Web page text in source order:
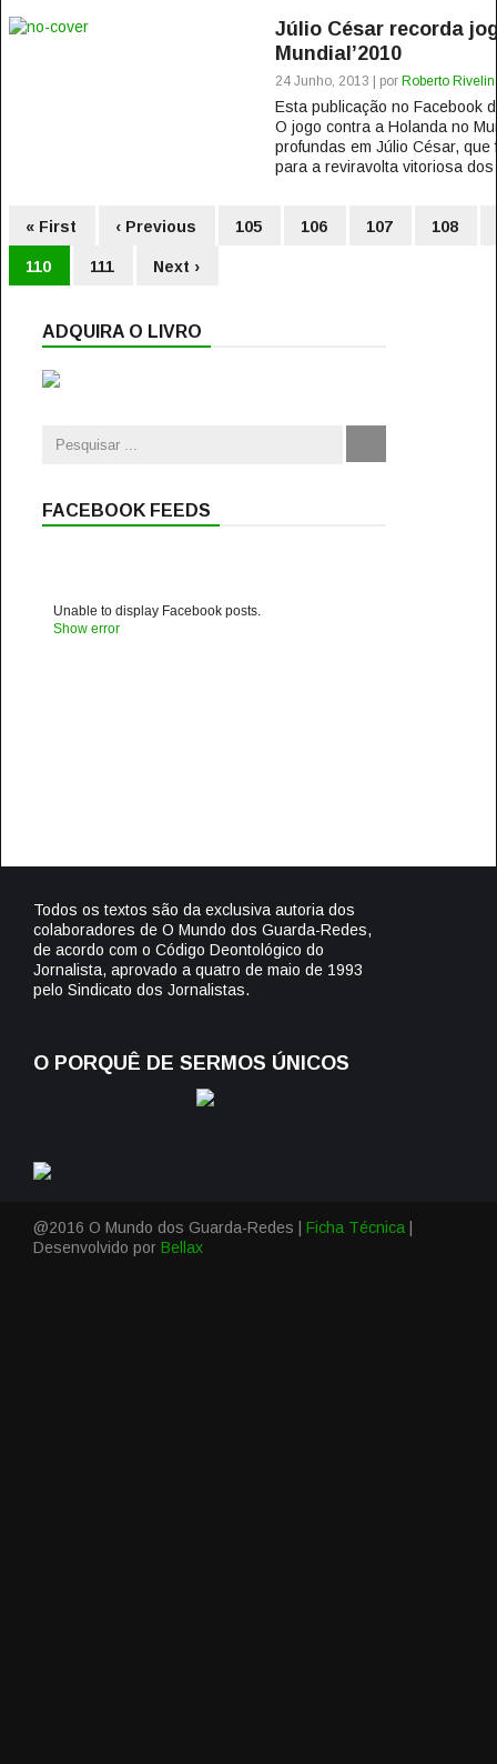
Júlio César recorda
Mundial’2010
24 Junho, 2013 | por Roberto
Esta publicação no Facebook
O jogo contra a Holanda no
profundas em Júlio César,
para a reviravolta vitoriosa
« First ‹ Previous 105 106 107 108
110 111 Next ›
ADQUIRA O LIVRO
FACEBOOK FEEDS
Unable to display Facebook posts.
Show error
Todos os textos são da exclusiva autoria dos
colaboradores de O Mundo dos Guarda-Redes,
de acordo com o Código Deontológico do
Jornalista, aprovado a quatro de maio de 1993
pelo Sindicato dos Jornalistas.
O PORQUÊ DE SERMOS ÚNICOS
@2016 O Mundo dos Guarda-Redes | Ficha Técnica
Desenvolvido por Bellax